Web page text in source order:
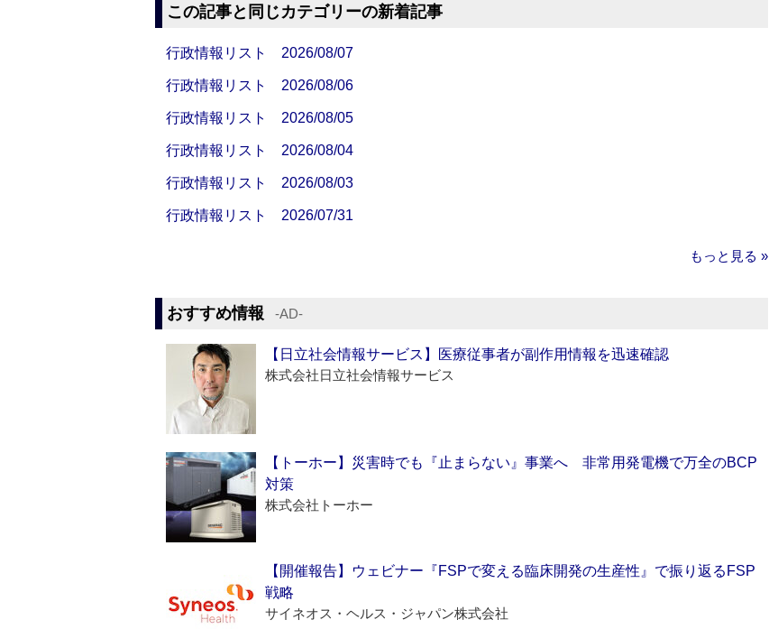
この記事と同じカテゴリーの新着記事
行政情報リスト 2026/08/07
行政情報リスト 2026/08/06
行政情報リスト 2026/08/05
行政情報リスト 2026/08/04
行政情報リスト 2026/08/03
行政情報リスト 2026/07/31
もっと見る »
おすすめ情報 ‐AD‐
【日立社会情報サービス】医療従事者が副作用情報を迅速確認
株式会社日立社会情報サービス
【トーホー】災害時でも『止まらない』事業へ 非常用発電機で万全のBCP
対策
株式会社トーホー
【開催報告】ウェビナー『FSPで変える臨床開発の生産性』で振り返るFSP
戦略
サイネオス・ヘルス・ジャパン株式会社